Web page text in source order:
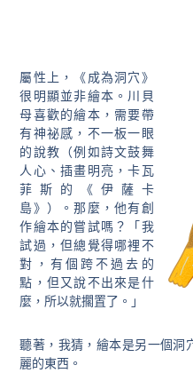
屬性上，《成為洞穴》
很明顯並非繪本。川貝
母喜歡的繪本，需要帶
有神祕感，不一板一眼
的說教（例如詩文鼓舞
人心、插畫明亮，卡瓦
菲斯的《伊薩卡
島》）。那麼，他有創
作繪本的嘗試嗎？「我
試過，但總覺得哪裡不
對，有個跨不過去的
點，但又說不出來是什
麼，所以就擱置了。」
聽著，我猜，繪本是另一個洞
麗的東西。